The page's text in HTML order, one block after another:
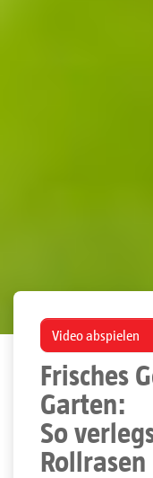
Video abspielen
Frisches
Garten:
So
Rollrasen